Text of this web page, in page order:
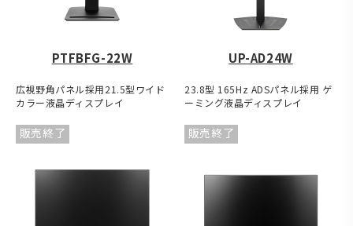
PTFBFG-22W
広視野角パネル採用21.5型ワイド
カラー液晶ディスプレイ
UP-AD24W
23.8型 165Hz ADSパネル採用 ゲ
ーミング液晶ディスプレイ
販売終了 販売終了